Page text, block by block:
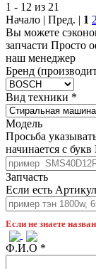
1 - 12 из 21
Начало | Пред. | 1 2
Вы можете
запчасти Просто
наш менеджер
Бренд
Вид техники *
Модель
Просьба
начинается с букв
Запчасть
Если есть
Если не знаете
Ф.И.О *